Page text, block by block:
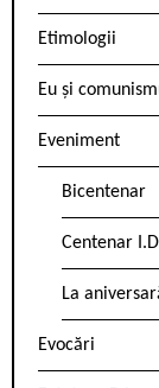
Etimologii
Eu și
Eveniment
Bicentenar
Centenar
La
Evocări